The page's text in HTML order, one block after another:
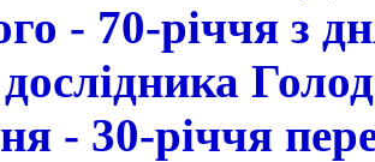
- 70-річчя з
- 30-річчя